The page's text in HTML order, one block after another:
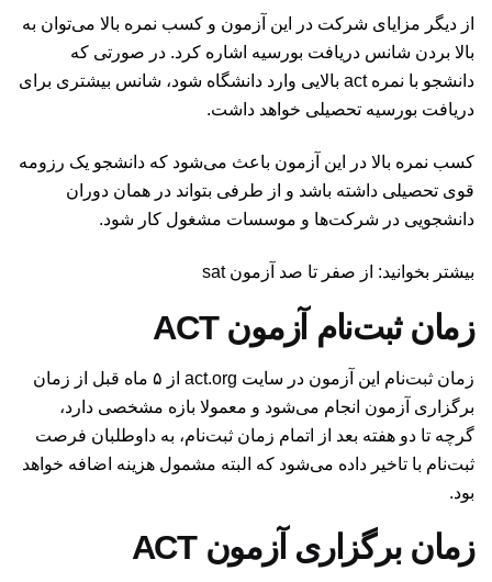
از دیگر مزایای شرکت در این آزمون و کسب نمره بالا می‌توان به
بالا بردن شانس دریافت بورسیه اشاره کرد. در صورتی که
دانشجو با نمره act بالایی وارد دانشگاه شود، شانس بیشتری برای
دریافت بورسیه تحصیلی خواهد داشت.
کسب نمره بالا در این آزمون باعث می‌شود که دانشجو یک رزومه
قوی تحصیلی داشته باشد و از طرفی بتواند در همان دوران
دانشجویی در شرکت‌ها و موسسات مشغول کار شود.
بیشتر بخوانید: از صفر تا صد آزمون sat
زمان ثبت‌نام آزمون ACT
زمان ثبت‌نام این آزمون در سایت
از ۵ ماه قبل از زمان
برگزاری آزمون انجام می‌شود و معمولا بازه مشخصی دارد،
گرچه تا دو هفته بعد از اتمام زمان ثبت‌نام، به داوطلبان فرصت
ثبت‌نام با تاخیر داده می‌شود که البته مشمول هزینه اضافه خواهد
بود.
زمان برگزاری آزمون ACT